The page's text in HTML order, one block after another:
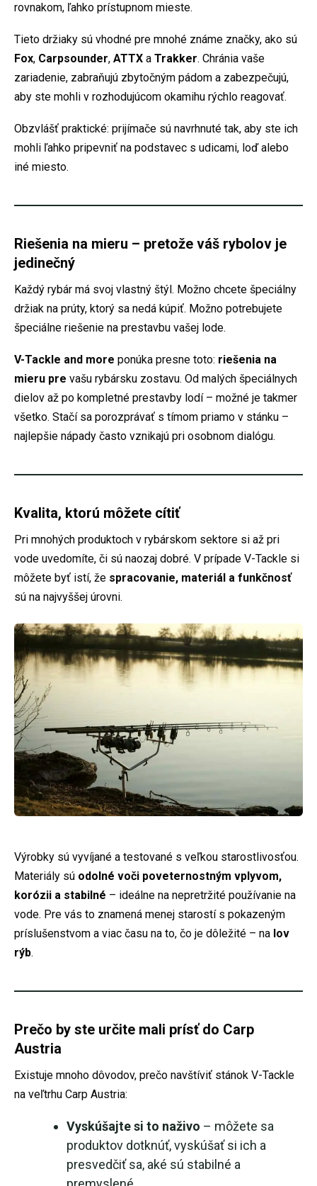
rovnakom, ľahko prístupnom mieste.
Tieto držiaky sú vhodné pre mnohé známe značky, ako sú
Fox, Carpsounder, ATTX a Trakker. Chránia vaše
zariadenie, zabraňujú zbytočným pádom a zabezpečujú,
aby ste mohli v rozhodujúcom okamihu rýchlo reagovať.
Obzvlášť praktické: prijímače sú navrhnuté tak, aby ste ich
mohli ľahko pripevniť na podstavec s udicami, loď alebo
iné miesto.
Riešenia na mieru – pretože váš rybolov je
jedinečný
Každý rybár má svoj vlastný štýl. Možno chcete špeciálny
držiak na prúty, ktorý sa nedá kúpiť. Možno potrebujete
špeciálne riešenie na prestavbu vašej lode.
V-Tackle and more ponúka presne toto: riešenia na
mieru pre vašu rybársku zostavu. Od malých špeciálnych
dielov až po kompletné prestavby lodí – možné je takmer
všetko. Stačí sa porozprávať s tímom priamo v stánku –
najlepšie nápady často vznikajú pri osobnom dialógu.
Kvalita, ktorú môžete cítiť
Pri mnohých produktoch v rybárskom sektore si až pri
vode uvedomíte, či sú naozaj dobré. V prípade V-Tackle si
môžete byť istí, že spracovanie, materiál a funkčnosť
sú na najvyššej úrovni.
Výrobky sú vyvíjané a testované s veľkou starostlivosťou.
Materiály sú odolné voči poveternostným vplyvom,
korózii a stabilné – ideálne na nepretržité používanie na
vode. Pre vás to znamená menej starostí s pokazeným
príslušenstvom a viac času na to, čo je dôležité – na lov
rýb.
Prečo by ste určite mali prísť do Carp
Austria
Existuje mnoho dôvodov, prečo navštíviť stánok V-Tackle
na veľtrhu Carp Austria:
Vyskúšajte si to naživo – môžete sa
produktov dotknúť, vyskúšať si ich a
presvedčiť sa, aké sú stabilné a